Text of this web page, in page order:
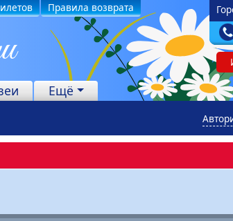
Правила возврата
Ещё